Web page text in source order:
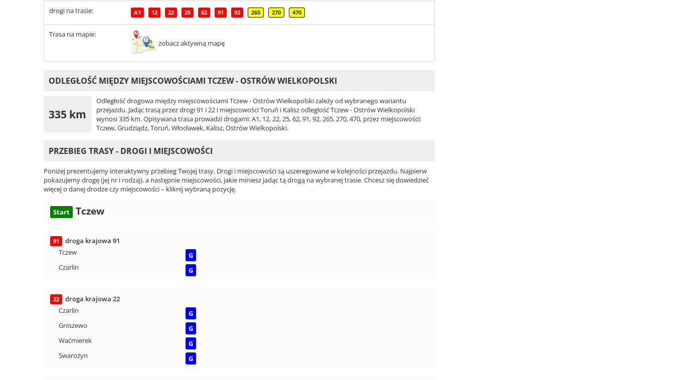
drogi na trasie: A1 12 22 25 62 91 92 265 270 470
Trasa na mapie:
zobacz aktywną mapę
ODLEGŁOŚĆ MIĘDZY MIEJSCOWOŚCIAMI TCZEW - OSTRÓW WIELKOPOLSKI
335 km
Odległość drogowa między miejscowościami Tczew - Ostrów Wielkopolski zależy od wybranego wariantu
przejazdu. Jadąc trasą przez drogi 91 i 22 i miejscowości Toruń i Kalisz odległość Tczew - Ostrów Wielkopolski
wynosi 335 km. Opisywana trasa prowadzi drogami: A1, 12, 22, 25, 62, 91, 92, 265, 270, 470, przez miejscowości:
Tczew, Grudziądz, Toruń, Włocławek, Kalisz, Ostrów Wielkopolski.
PRZEBIEG TRASY - DROGI I MIEJSCOWOŚCI
Poniżej prezentujemy interaktywny przebieg Twojej trasy. Drogi i miejscowości są uszeregowane w kolejności przejazdu. Najpierw
pokazujemy drogę (jej nr i rodzaj), a następnie miejscowości, jakie miniesz jadąc tą drogą na wybranej trasie. Chcesz się dowiedzieć
więcej o danej drodze czy miejscowości – kliknij wybraną pozycję.
Start Tczew
91
droga krajowa 91
Tczew
G
Czarlin
G
22
droga krajowa 22
Czarlin
G
Gniszewo
G
Waćmierek
G
Swarożyn
G